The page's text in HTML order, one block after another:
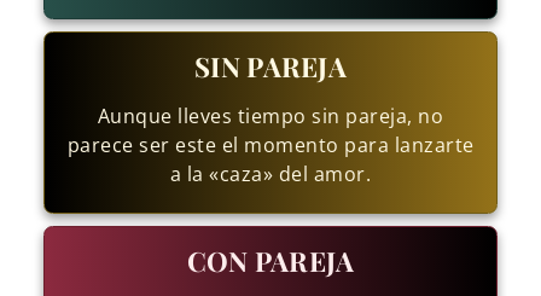
SIN PAREJA
Aunque lleves tiempo sin pareja, no
parece ser este el momento para lanzarte
a la «caza» del amor.
CON PAREJA